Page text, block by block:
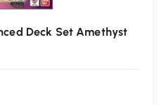
Deck Set Amethyst